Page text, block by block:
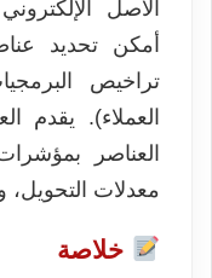
الأصل
أمكن تحديد
تراخيص
العملاء). يقدم
العناصر
معدلات التحويل،
خلاصة